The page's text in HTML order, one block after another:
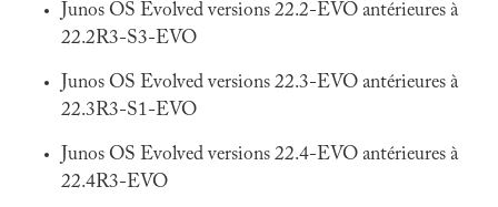
Junos OS Evolved versions 22.2-EVO antérieures à
22.2R3-S3-EVO
Junos OS Evolved versions 22.3-EVO antérieures à
22.3R3-S1-EVO
Junos OS Evolved versions 22.4-EVO antérieures à
22.4R3-EVO